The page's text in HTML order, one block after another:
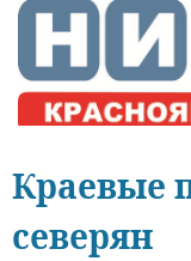
Краевые
северян